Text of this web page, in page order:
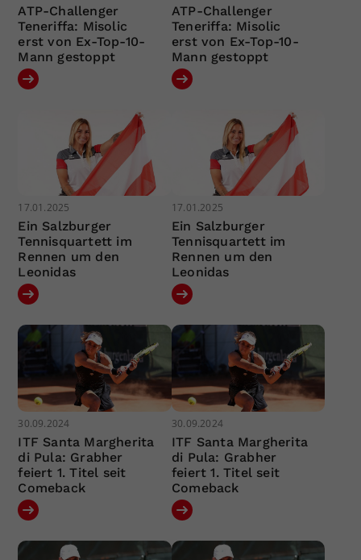
ATP-Challenger
Teneriffa: Misolic
erst von Ex-Top-10-
Mann gestoppt
ATP-Challenger
Teneriffa: Misolic
erst von Ex-Top-10-
Mann gestoppt
17.01.2025
Ein Salzburger
Tennisquartett im
Rennen um den
Leonidas
17.01.2025
Ein Salzburger
Tennisquartett im
Rennen um den
Leonidas
30.09.2024
ITF Santa Margherita
di Pula: Grabher
feiert 1. Titel seit
Comeback
30.09.2024
ITF Santa Margherita
di Pula: Grabher
feiert 1. Titel seit
Comeback